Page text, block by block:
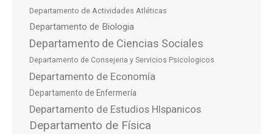
Departamento de Actividades Atléticas
Departamento de Biologia
Departamento de Ciencias Sociales
Departamento de Consejeria y Servicios Psicologicos
Departamento de Economía
Departamento de Enfermería
Departamento de Estudios HIspanicos
Departamento de Física